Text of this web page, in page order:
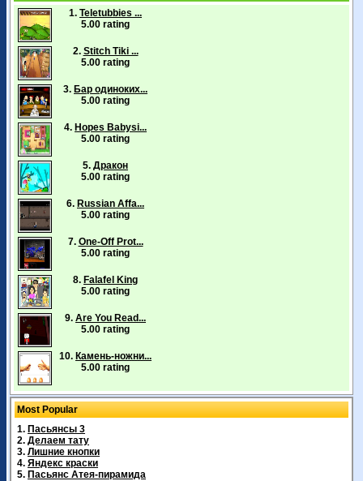
1. Teletubbies ...
5.00 rating
2. Stitch Tiki ...
5.00 rating
3. Бар одиноких...
5.00 rating
4. Hopes Babysi...
5.00 rating
5. Дракон
5.00 rating
6. Russian Affa...
5.00 rating
7. One-Off Prot...
5.00 rating
8. Falafel King
5.00 rating
9. Are You Read...
5.00 rating
10. Камень-ножни...
5.00 rating
Most Popular
1. Пасьянсы 3
2. Делаем тату
3. Лишние кнопки
4. Яндекс краски
5. Пасьянс Атея-пирамида